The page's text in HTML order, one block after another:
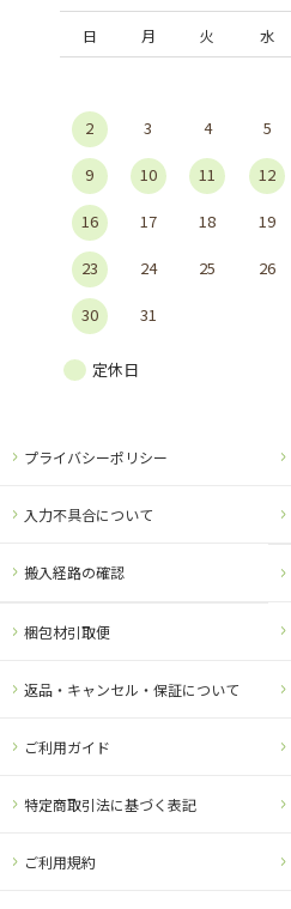
日 月 火 水
2 3 4 5
9 10 11 12
16 17 18 19
23 24 25 26
30 31
定休日
ご利用ガイド
ご利用規約
特定商取引法に基づく表記
梱包材引取便
返品・キャンセル・保証について
プライバシーポリシー
入力不具合について
搬入経路の確認